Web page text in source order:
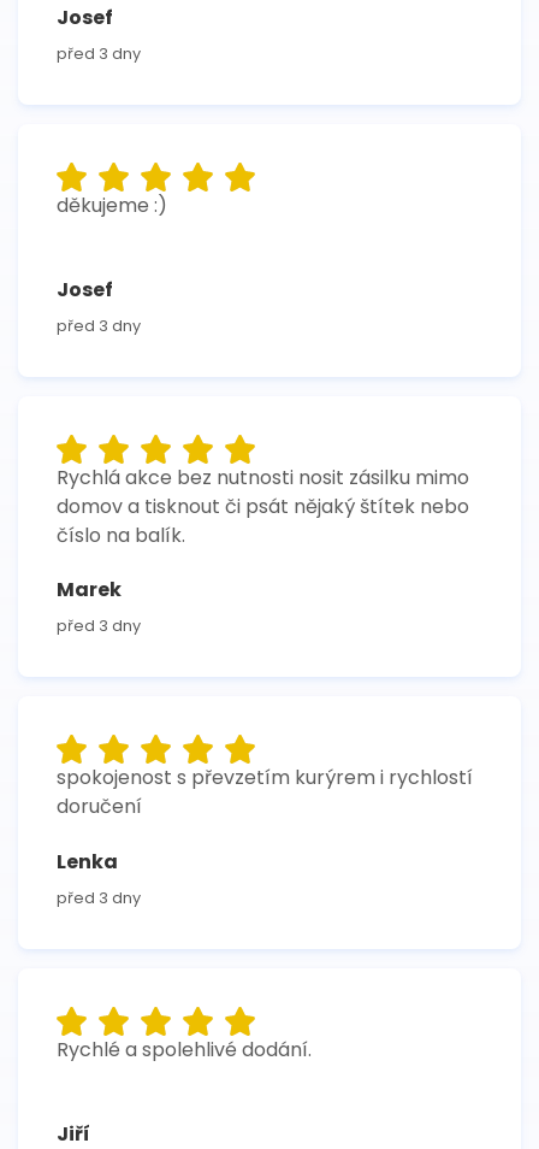
Josef
před 3 dny
děkujeme :)
Josef
před 3 dny
Rychlá akce bez nutnosti nosit zásilku mimo
domov a tisknout či psát nějaký štítek nebo
číslo na balík.
Marek
před 3 dny
spokojenost s převzetím kurýrem i rychlostí
doručení
Lenka
před 3 dny
Rychlé a spolehlivé dodání.
Jiří